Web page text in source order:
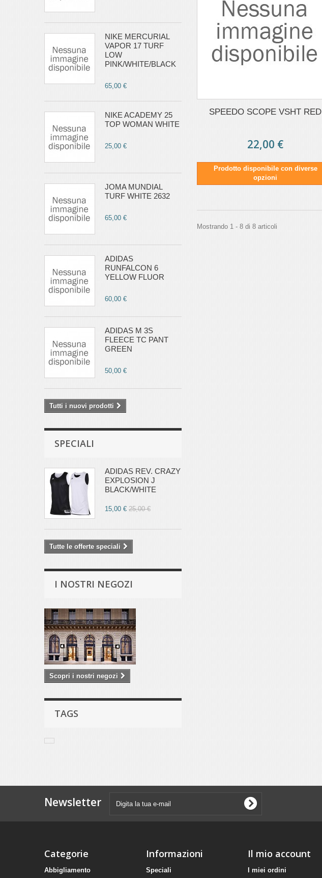
NIKE MERCURIAL
VAPOR 17 TURF
LOW
PINK/WHITE/BLACK
65,00 €
NIKE ACADEMY 25
TOP WOMAN WHITE
25,00 €
JOMA MUNDIAL
TURF WHITE 2632
65,00 €
ADIDAS
RUNFALCON 6
YELLOW FLUOR
60,00 €
ADIDAS M 3S
FLEECE TC PANT
GREEN
50,00 €
Tutti i nuovi prodotti
SPECIALI
ADIDAS REV. CRAZY
EXPLOSION J
BLACK/WHITE
15,00 € 25,00 €
Tutte le offerte speciali
I NOSTRI NEGOZI
Scopri i nostri negozi
TAGS
SPEEDO SCOPE VSHT RED
22,00 €
Prodotto disponibile con diverse
opzioni
Mostrando 1 - 8 di 8 articoli
Newsletter
Categorie
Abbigliamento
Informazioni
Speciali
Il mio account
I miei ordini